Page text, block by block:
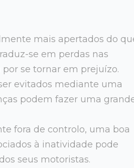
mais apertados do
se em perdas nas
se tornar em prejuízo.
evitados mediante uma
podem fazer uma
fora de controlo, uma boa
à inatividade pode
seus motoristas.